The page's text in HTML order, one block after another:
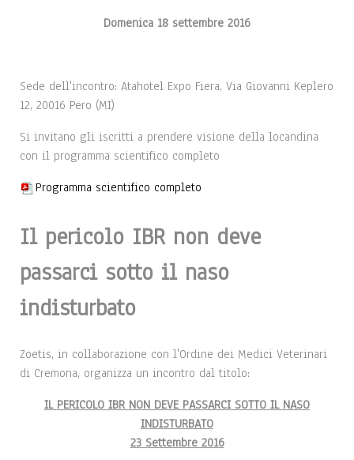
Domenica 18 settembre 2016
Sede dell'incontro: Atahotel Expo Fiera, Via Giovanni Keplero
12, 20016 Pero (MI)
Si invitano gli iscritti a prendere visione della locandina
con il programma scientifico completo
Programma scientifico completo
Il pericolo IBR non deve
passarci sotto il naso
indisturbato
Zoetis, in collaborazione con l'Ordine dei Medici Veterinari
di Cremona, organizza un incontro dal titolo:
IL PERICOLO IBR NON DEVE PASSARCI SOTTO IL NASO
INDISTURBATO
23 Settembre 2016